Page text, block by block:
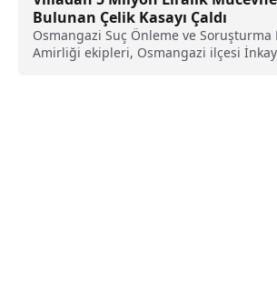
Bulunan Çelik Kasayı Çaldı
Osmangazi Suç Önleme ve Soruşturma
Amirliği ekipleri, Osmangazi ilçesi